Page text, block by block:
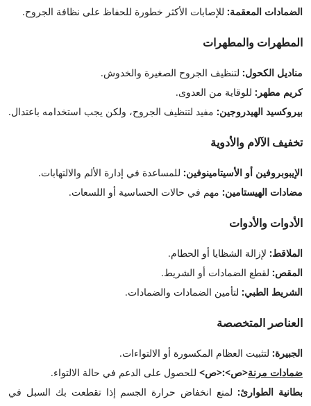
الضمادات المعقمة: للإصابات الأكثر خطورة للحفاظ على نظافة الجروح.
المطهرات والمطهرات
مناديل الكحول: لتنظيف الجروح الصغيرة والخدوش.
كريم مطهر: للوقاية من العدوى.
بيروكسيد الهيدروجين: مفيد لتنظيف الجروح، ولكن يجب استخدامه باعتدال.
تخفيف الآلام والأدوية
الإيبوبروفين أو الأسيتامينوفين: للمساعدة في إدارة الألم والالتهابات.
مضادات الهيستامين: مهم في حالات الحساسية أو اللسعات.
الأدوات والأدوات
الملاقط: لإزالة الشظايا أو الحطام.
المقص: لقطع الضمادات أو الشريط.
الشريط الطبي: لتأمين الضمادات والضمادات.
العناصر المتخصصة
الجبيرة: لتثبيت العظام المكسورة أو الالتواءات.
ضمادات مرنة<ص>:<ص> للحصول على الدعم في حالة الالتواء.
بطانية الطوارئ: لمنع انخفاض حرارة الجسم إذا تقطعت بك السبل في